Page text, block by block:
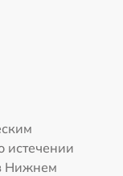
истечении
Нижнем